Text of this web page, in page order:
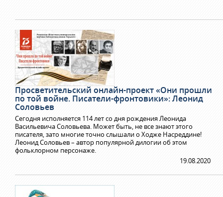
Просветительский онлайн-проект «Они прошли
по той войне. Писатели-фронтовики»: Леонид
Соловьев
Сегодня исполняется 114 лет со дня рождения Леонида
Васильевича Соловьева. Может быть, не все знают этого
писателя, зато многие точно слышали о Ходже Насреддине!
Леонид Соловьев – автор популярной дилогии об этом
фольклорном персонаже.
19.08.2020